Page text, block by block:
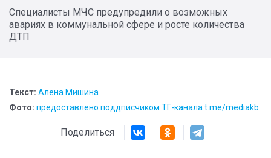
Специалисты МЧС предупредили о возможных
авариях в коммунальной сфере и росте количества
ДТП
Текст: Алена Мишина
Фото: предоставлено поддписчиком ТГ-канала t.me/mediakb
Поделиться